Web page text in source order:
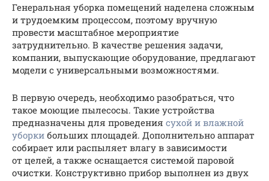
Генеральная уборка помещений наделена сложным
и трудоемким процессом, поэтому вручную
провести масштабное мероприятие
затруднительно. В качестве решения задачи,
компании, выпускающие оборудование, предлагают
модели с универсальными возможностями.
В первую очередь, необходимо разобраться, что
такое моющие пылесосы. Такие устройства
предназначены для проведения сухой и влажной
уборки больших площадей. Дополнительно аппарат
собирает или распыляет влагу в зависимости
от целей, а также оснащается системой паровой
очистки. Конструктивно прибор выполнен из двух